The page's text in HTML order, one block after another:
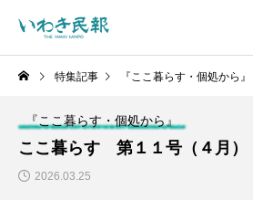
特集記事 『ここ暮らす・個処から』
『ここ暮らす・個処から』
ここ暮らす 第１１号（４月）
2026.03.25